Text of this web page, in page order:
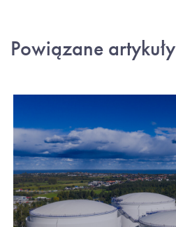
Powiązane artykuły